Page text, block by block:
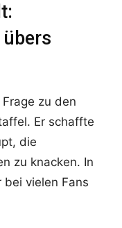
zu den
Er schaffte
die
zu knacken. In
vielen Fans